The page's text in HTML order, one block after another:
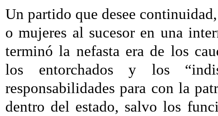
Un partido que desee
o mujeres al sucesor en una
terminó la nefasta era de los
los entorchados y los
responsabilidades para con la
dentro del estado, salvo los